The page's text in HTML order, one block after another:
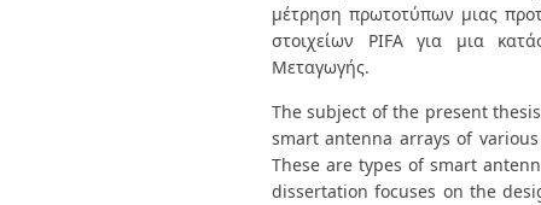
μέτρηση πρωτοτύπων μιας
στοιχείων PIFA για μια
Μεταγωγής.
The subject of the present
smart antenna arrays of various
These are types of smart
dissertation focuses on the